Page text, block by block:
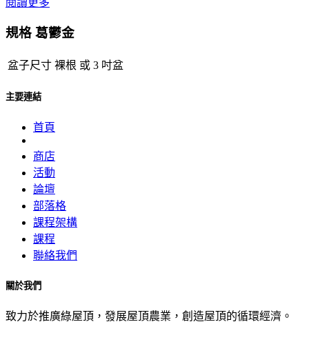
規格 葛鬱金
盆子尺寸 裸根 或 3 吋盆
主要連結
首頁
商店
活動
論壇
部落格
課程架構
課程
聯絡我們
關於我們
致力於推廣綠屋頂，發展屋頂農業，創造屋頂的循環經濟。